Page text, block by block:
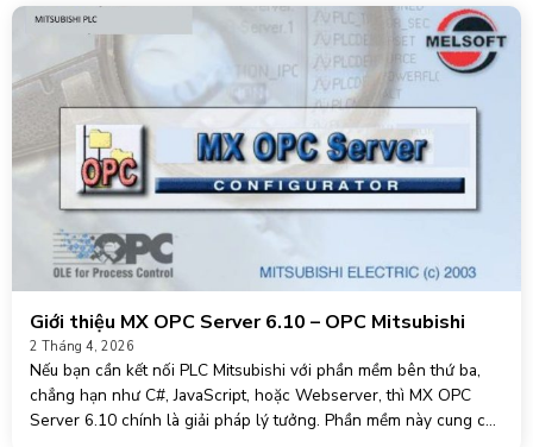
Giới thiệu MX OPC Server 6.10 – OPC Mitsubishi
2 Tháng 4, 2026
Nếu bạn cần kết nối PLC Mitsubishi với phần mềm bên thứ ba,
chẳng hạn như C#, JavaScript, hoặc Webserver, thì MX OPC
Server 6.10 chính là giải pháp lý tưởng. Phần mềm này cung cấp